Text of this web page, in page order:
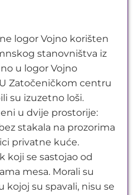
logor Vojno korišten
stanovništva iz
u logor Vojno
Zatočeničkom centru
su izuzetno loši.
u dvije prostorije:
stakala na prozorima
privatne kuće.
koji se sastojao od
mesa. Morali su
su spavali, nisu se